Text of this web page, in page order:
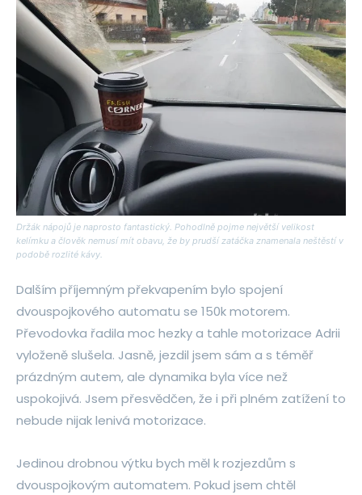
Držák nápojů je naprosto fantastický. Pohodlně pojme největší velikost
kelímku a člověk nemusí mít obavu, že by prudší zatáčka znamenala neštěstí v
podobě rozlité kávy.
Dalším příjemným překvapením bylo spojení
dvouspojkového automatu se 150k motorem.
Převodovka řadila moc hezky a tahle motorizace Adrii
vyloženě slušela. Jasně, jezdil jsem sám a s téměř
prázdným autem, ale dynamika byla více než
uspokojivá. Jsem přesvědčen, že i při plném zatížení to
nebude nijak lenivá motorizace.
Jedinou drobnou výtku bych měl k rozjezdům s
dvouspojkovým automatem. Pokud jsem chtěl